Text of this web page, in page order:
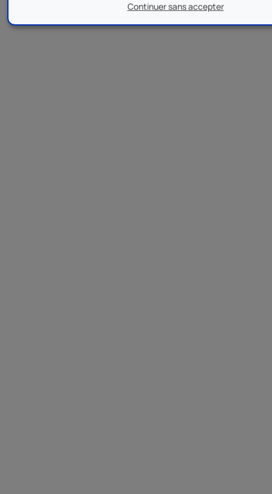
Continuer sans accepter